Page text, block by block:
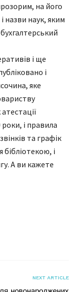
на його
і назви наук, яким
і ще
і
яке
роки, і правила
та графік
бібліотекою, і
А ви кажете
NEXT ARTICLE